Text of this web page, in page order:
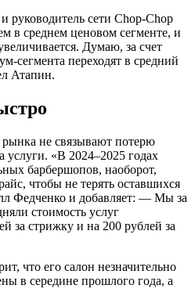
руководитель сети Chop-Chop
в среднем ценовом сегменте, и
Думаю, за счет
сегмента переходят в средний
Атапин.
не связывают потерю
услуги. «В 2024–2025 годах
барбершопов, наоборот,
чтобы не терять оставшихся
Федченко и добавляет: — Мы за
стоимость услуг
за стрижку и на 200 рублей за
что его салон незначительно
в середине прошлого года, а